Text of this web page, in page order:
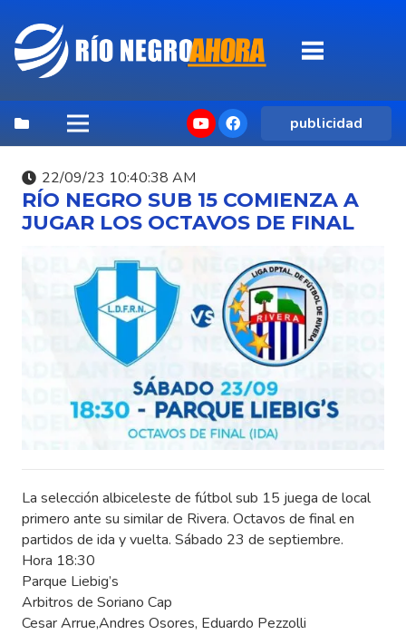
publicidad
22/09/23 10:40:38 AM
RÍO NEGRO SUB 15 COMIENZA A
JUGAR LOS OCTAVOS DE FINAL
La selección albiceleste de fútbol sub 15 juega de local
primero ante su similar de Rivera. Octavos de final en
partidos de ida y vuelta. Sábado 23 de septiembre.
Hora 18:30
Parque Liebig’s
Arbitros de Soriano Cap
Cesar Arrue,Andres Osores, Eduardo Pezzolli